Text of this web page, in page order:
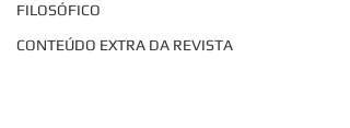
FILOSÓFICO
CONTEÚDO EXTRA DA REVISTA